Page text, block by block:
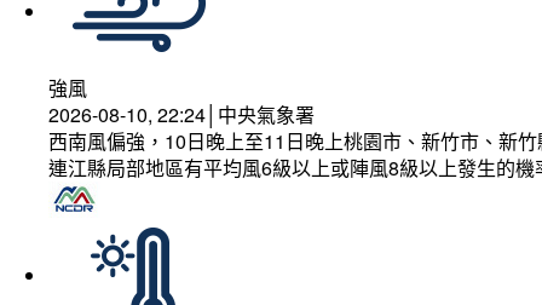
強風
2026-08-10, 22:24│中央氣象署
西南風偏強，10日晚上至11日晚上桃園市、新竹市、新
連江縣局部地區有平均風6級以上或陣風8級以上發生的